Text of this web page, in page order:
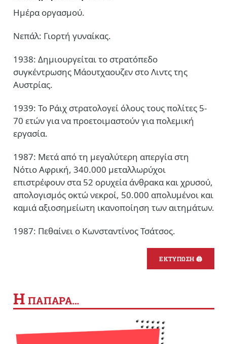
Ημέρα οργασμού.
Νεπάλ: Γιορτή γυναίκας.
1938: Δημιουργείται το στρατόπεδο
συγκέντρωσης Μάουτχαουζεν στο Λιντς της
Αυστρίας.
1939: Το Ράιχ στρατολογεί όλους τους πολίτες 5-
70 ετών για να προετοιμαστούν για πολεμική
εργασία.
1987: Μετά από τη μεγαλύτερη απεργία στη
Νότιο Αφρική, 340.000 μεταλλωρύχοι
επιστρέφουν στα 52 ορυχεία άνθρακα και χρυσού,
απολογισμός οκτώ νεκροί, 50.000 απολυμένοι και
καμιά αξιοσημείωτη ικανοποίηση των αιτημάτων.
1987: Πεθαίνει ο Κωνσταντίνος Τσάτσος.
ΕΚΤΥΠΩΣΗ 🖨
Η ΠΑΠΑΡΑ…